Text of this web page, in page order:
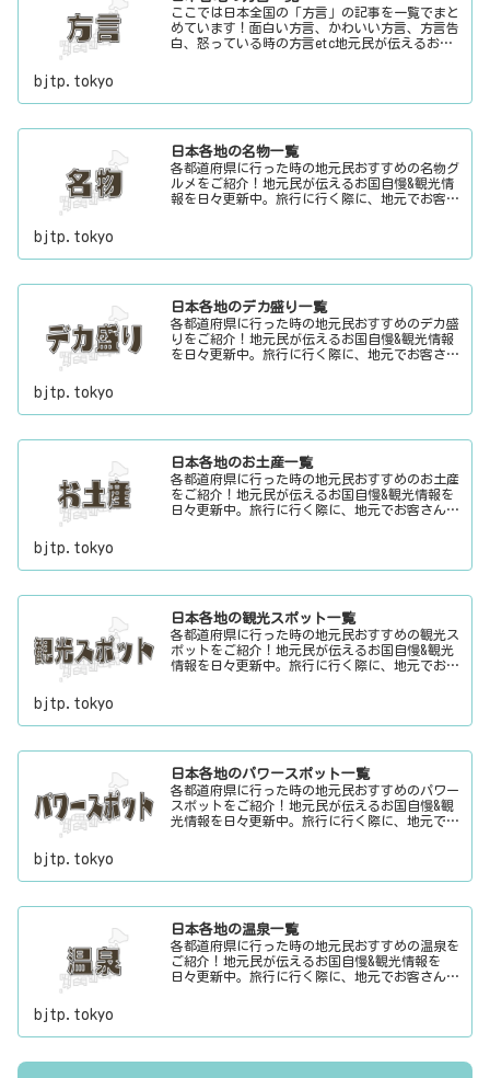
ここでは日本全国の「方言」の記事を一覧でまと
めています！面白い方言、かわいい方言、方言告
白、怒っている時の方言etc地元民が伝えるお国
bjtp.tokyo
日本各地の名物一覧
各都道府県に行った時の地元民おすすめの名物グ
ルメをご紹介！地元民が伝えるお国自慢&観光情
報を日々更新中。旅行に行く際に、地元でお客さ
bjtp.tokyo
日本各地のデカ盛り一覧
各都道府県に行った時の地元民おすすめのデカ盛
りをご紹介！地元民が伝えるお国自慢&観光情報
を日々更新中。旅行に行く際に、地元でお客さん
bjtp.tokyo
日本各地のお土産一覧
各都道府県に行った時の地元民おすすめのお土産
をご紹介！地元民が伝えるお国自慢&観光情報を
日々更新中。旅行に行く際に、地元でお客さんを
bjtp.tokyo
日本各地の観光スポット一覧
各都道府県に行った時の地元民おすすめの観光ス
ポットをご紹介！地元民が伝えるお国自慢&観光
情報を日々更新中。旅行に行く際に、地元でお客
bjtp.tokyo
日本各地のパワースポット一覧
各都道府県に行った時の地元民おすすめのパワー
スポットをご紹介！地元民が伝えるお国自慢&観
光情報を日々更新中。旅行に行く際に、地元でお
bjtp.tokyo
日本各地の温泉一覧
各都道府県に行った時の地元民おすすめの温泉を
ご紹介！地元民が伝えるお国自慢&観光情報を
日々更新中。旅行に行く際に、地元でお客さんを
bjtp.tokyo